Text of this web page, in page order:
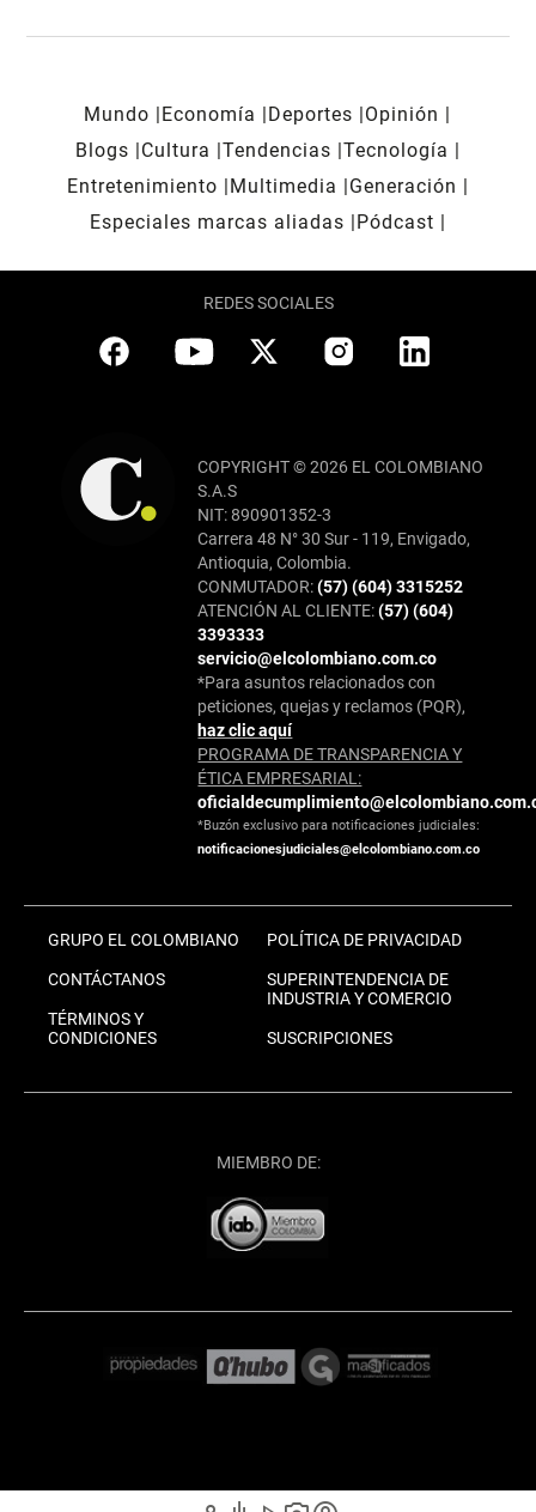
Mundo Economía Deportes
Opinión
Blogs
Cultura Tendencias Tecnología
Entretenimiento
Multimedia
Generación
Especiales marcas aliadas
Pódcast
REDES SOCIALES
COPYRIGHT © 2026 EL COLOMBIANO
S.A.S
NIT: 890901352-3
Carrera 48 N° 30 Sur - 119, Envigado,
Antioquia, Colombia.
CONMUTADOR:(57) (604) 3315252
ATENCIÓN AL CLIENTE:(57) (604)
3393333
servicio@elcolombiano.com.co
*Para asuntos relacionados con
peticiones, quejas y reclamos (PQR),
haz clic aquí
PROGRAMA DE TRANSPARENCIA Y
ÉTICA EMPRESARIAL:
*Buzón exclusivo para notificaciones judiciales:
notificacionesjudiciales@elcolombiano.com.co
GRUPO EL COLOMBIANO
CONTÁCTANOS
TÉRMINOS Y
CONDICIONES
POLÍTICA DE PRIVACIDAD
SUPERINTENDENCIA DE
INDUSTRIA Y COMERCIO
SUSCRIPCIONES
MIEMBRO DE: